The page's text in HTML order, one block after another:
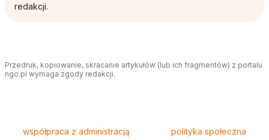
redakcji.
Przedruk, kopiowanie, skracanie artykułów (lub ich fragmentów) z portalu
ngo.pl wymaga zgody redakcji.
współpraca z administracją polityka społeczna